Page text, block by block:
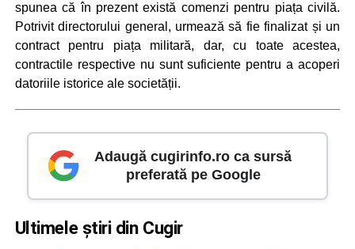
spunea că în prezent există comenzi pentru piața civilă.
Potrivit directorului general, urmează să fie finalizat și un
contract pentru piața militară, dar, cu toate acestea,
contractile respective nu sunt suficiente pentru a acoperi
datoriile istorice ale societății.
Adaugă cugirinfo.ro ca sursă
preferată pe Google
Ultimele știri din Cugir